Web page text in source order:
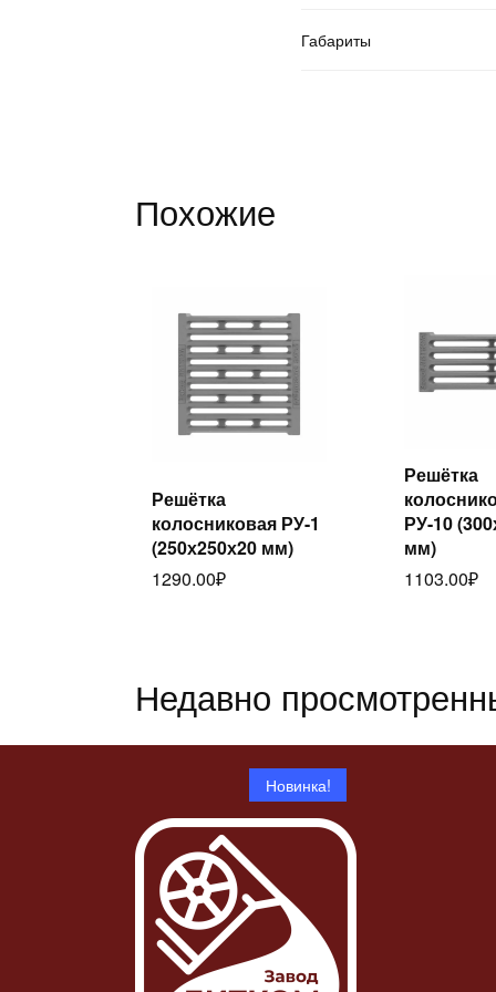
Габариты
Похожие
далее
Решётка
колосниковая РУ-1
(250х250х20 мм)
1290.00₽
Решётка
РУ-10
мм)
1103.00₽
Недавно
Новинка!
Статуэтка «Конь-